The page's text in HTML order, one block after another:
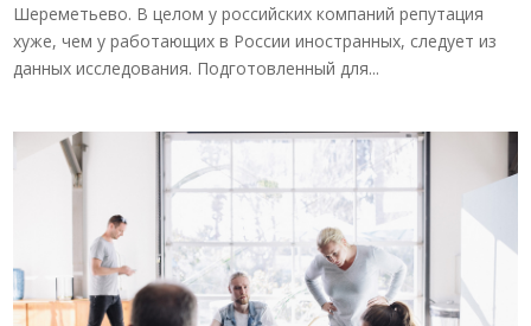
Шереметьево. В целом у российских компаний репутация
хуже, чем у работающих в России иностранных, следует из
данных исследования. Подготовленный для...